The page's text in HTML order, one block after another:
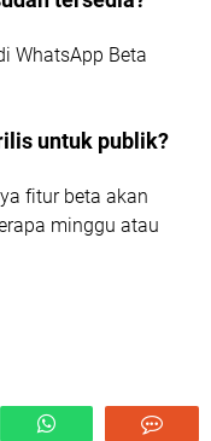
WhatsApp Beta
untuk publik?
fitur beta akan
minggu atau